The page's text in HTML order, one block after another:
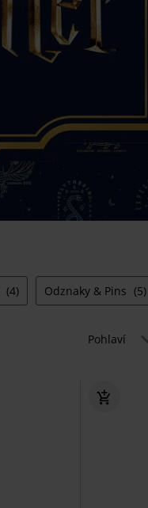
(4) Odznaky & Pins (5)
Pohlaví